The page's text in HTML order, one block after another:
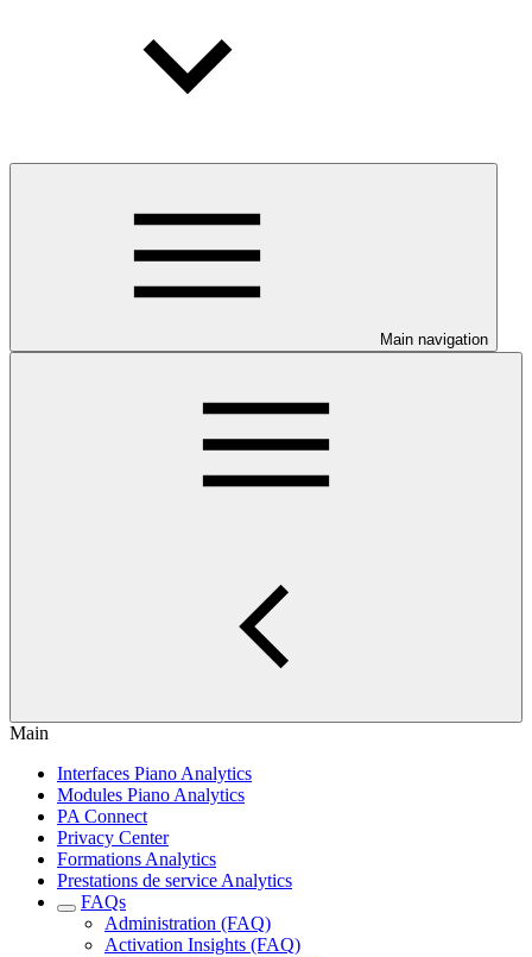
Main navigation
Main
Interfaces Piano Analytics
Modules Piano Analytics
PA Connect
Privacy Center
Formations Analytics
Prestations de service Analytics
FAQs
Administration (FAQ)
Activation Insights (FAQ)